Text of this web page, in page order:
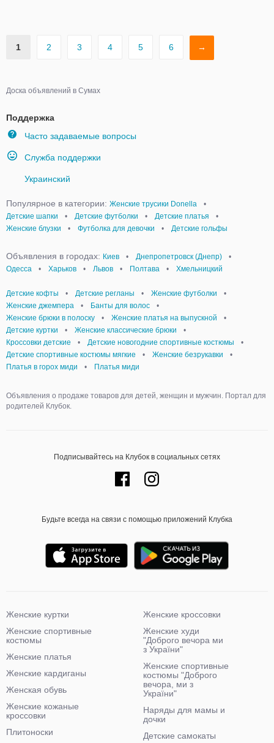
1 2 3 4 5 6 →
Доска объявлений в Сумах
Поддержка
Часто задаваемые вопросы
Служба поддержки
Украинский
Популярное в категории: Женские трусики Donella
•
Детские шапки
• Детские футболки • Детские платья
•
Женские блузки
• Футболка для девочки • Детские гольфы
Объявления в городах: Киев • Днепропетровск (Днепр)
•
Одесса
• Харьков • Львов • Полтава • Хмельницкий
Детские кофты • Детские регланы • Женские футболки
•
Женские джемпера
• Банты для волос
•
Женские брюки в полоску
• Женские платья на выпускной
•
Детские куртки
• Женские классические брюки
•
Кроссовки детские
• Детские новогодние спортивные костюмы
•
Детские спортивные костюмы мягкие
• Женские безрукавки
•
Платья в горох миди
• Платья миди
Объявления о продаже товаров для детей, женщин и мужчин. Портал для
родителей Клубок.
Подписывайтесь на Клубок в социальных сетях
Будьте всегда на связи с помощью приложений Клубка
Женские куртки
Женские спортивные
костюмы
Женские платья
Женские кардиганы
Женская обувь
Женские кожаные
кроссовки
Плитоноски
Женские кроссовки
Женские худи
"Доброго вечора ми
з України"
Женские спортивные
костюмы "Доброго
вечора, ми з
України"
Наряды для мамы и
дочки
Детские самокаты